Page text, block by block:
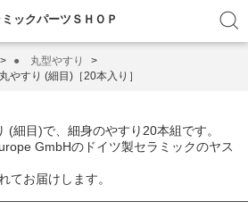
ックパーツＳＨＯＰ
● 丸型やすり
すり (細目)［20本入り］
(細目)で、細身のやすり20本組です。
GmbHのドイツ製セラミックのヤス
てお届けします。